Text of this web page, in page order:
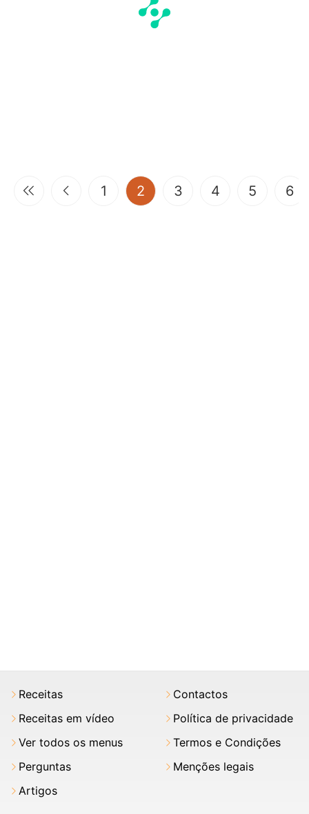
1 2 (current)
3 4 5 6
Receitas
Receitas em vídeo
Ver todos os menus
Perguntas
Artigos
Contactos
Política de privacidade
Termos e Condições
Menções legais